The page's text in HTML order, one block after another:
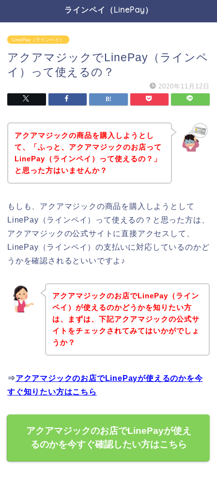
ラインペイ（LinePay）
LinePay（ラインペイ）
アクアマジックでLinePay（ラインペ
イ）って使えるの？
2020年11月12日
アクアマジックの商品を購入しようとし
て、「ふっと、アクアマジックのお店って
LinePay（ラインペイ）って使えるの？」
と思った方はいませんか？
もしも、アクアマジックの商品を購入しようとして
LinePay（ラインペイ）って使えるの？と思った方は、
アクアマジックの公式サイトに直接アクセスして、
LinePay（ラインペイ）の支払いに対応しているのかど
うかを確認されるといいですよ♪
アクアマジックのお店でLinePay（ライン
ペイ）が使えるのかどうかを知りたい方
は、まずは、下記アクアマジックの公式サ
イトをチェックされてみてはいかがでしょ
うか？
⇒アクアマジックのお店でLinePayが使えるのかを今
すぐ知りたい方はこちら
アクアマジックのお店でLinePayが使え
るのかを今すぐ確認したい方はこちら